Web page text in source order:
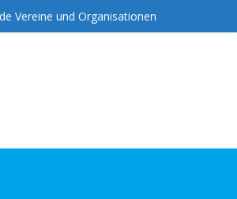
Vereine und Organisationen